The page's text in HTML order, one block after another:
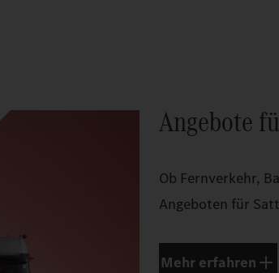
Angebote
Ob Fernverkehr,
Angeboten für
Mehr erfahren